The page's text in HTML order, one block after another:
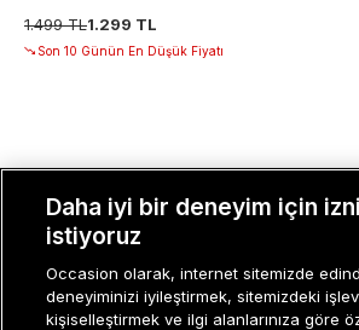
1.499 TL1.299 TL
Son 10 Günün En Düşük Fiyatı
MÜŞTERI İLIŞKILERI
KURUMSAL
KADIN KATEGORILER
Daha iyi bir deneyim için
istiyoruz
Occasion olarak, internet sitemizde
deneyiminizi iyileştirmek, sitemizdeki
kişiselleştirmek ve ilgi alanlarınıza göre